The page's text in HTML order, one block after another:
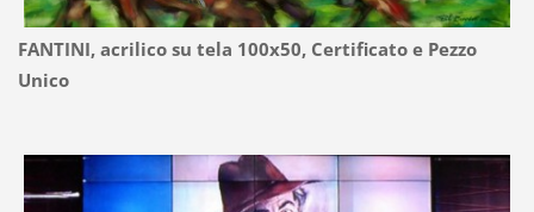
FANTINI, acrilico su tela 100x50, Certificato e Pezzo
Unico